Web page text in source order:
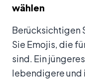
wählen
Berücksichtigen
Sie Emojis, die
sind. Ein
lebendigere und